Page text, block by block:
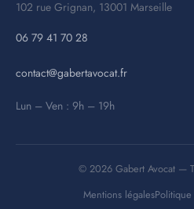
102 rue Grignan, 13001 Marseille
06 79 41 70 28
contact@gabertavocat.fr
Lun – Ven : 9h – 19h
© 2026 Gabert Avocat —
Mentions légales